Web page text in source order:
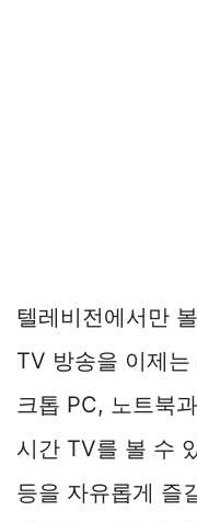
텔레비전에서만
TV 방송을 이제
크톱 PC, 노트북
시간 TV를 볼 수
등을 자유롭게 즐